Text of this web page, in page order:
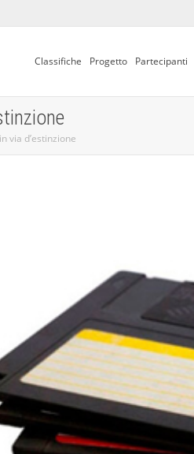
Classifiche Progetto Partecipanti
via d’estinzione